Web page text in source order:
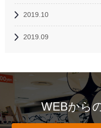
2019.10
2019.09
WEBから